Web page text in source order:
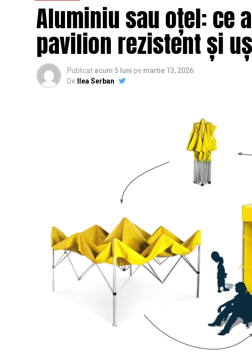
Aluminiu sau oțel: ce
pavilion rezistent și
Publicat acum 5 luni pe martie 13, 2026
De
Ilea Serban